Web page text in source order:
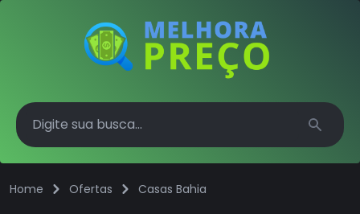
Search
Home Ofertas Casas Bahia